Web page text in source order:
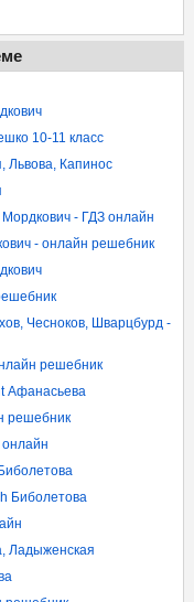
10-11 класс
Львова, Капинос
- ГДЗ онлайн
- онлайн решебник
Чесноков, Шварцбурд -
решебник
Афанасьева
решебник
Биболетова
Ладыженская